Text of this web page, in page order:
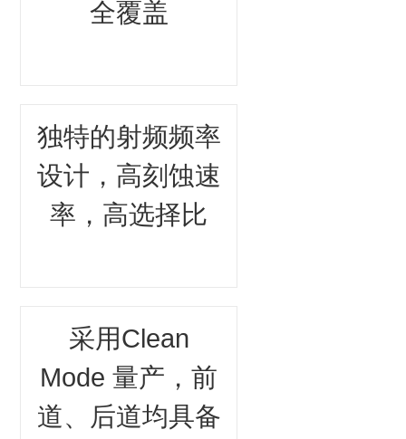
全覆盖
独特的射频频率
设计，高刻蚀速
率，高选择比
采用Clean
Mode 量产，前
道、后道均具备